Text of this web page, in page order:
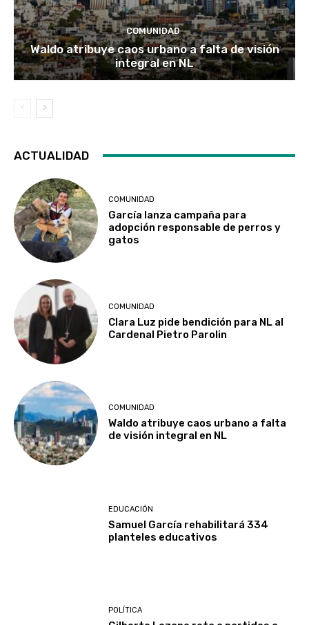
COMUNIDAD
Waldo atribuye caos urbano a falta de visión
integral en NL
ACTUALIDAD
COMUNIDAD
García lanza campaña para
adopción responsable de perros y
gatos
COMUNIDAD
Clara Luz pide bendición para NL al
Cardenal Pietro Parolin
COMUNIDAD
Waldo atribuye caos urbano a falta
de visión integral en NL
EDUCACIÓN
Samuel García rehabilitará 334
planteles educativos
POLÍTICA